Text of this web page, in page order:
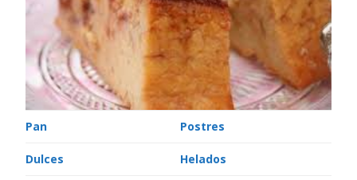
Pan Postres
Dulces Helados